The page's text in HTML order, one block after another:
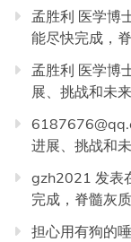
孟胜利 医学博
能尽快完成，
孟胜利 医学博
展、挑战和未
进展、挑战和
gzh2021 发表
完成，脊髓灰
担心用有狗的